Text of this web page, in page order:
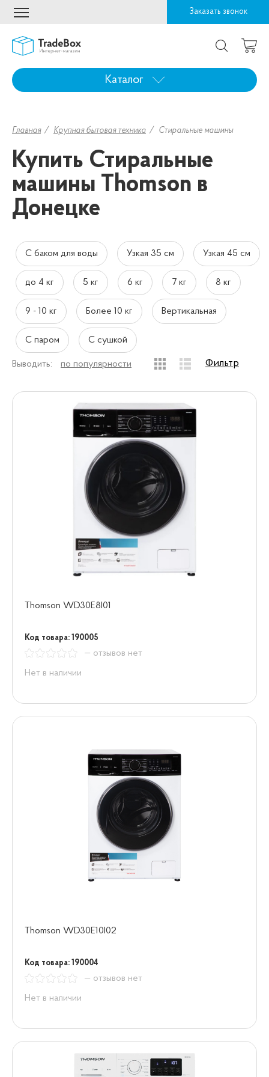
Заказать звонок
Каталог
Главная Крупная бытовая техника Стиральные машины
Купить Стиральные
машины Thomson в
Донецке
С баком для воды Узкая 35 см Узкая 45 см
до 4 кг 5 кг 6 кг 7 кг 8 кг
9 - 10 кг Более 10 кг Вертикальная
С паром С сушкой
Выводить: по популярности Фильтр
Thomson WD30E8I01
Код товара: 190005
— отзывов нет
Нет в наличии
Thomson WD30E10I02
Код товара: 190004
— отзывов нет
Нет в наличии